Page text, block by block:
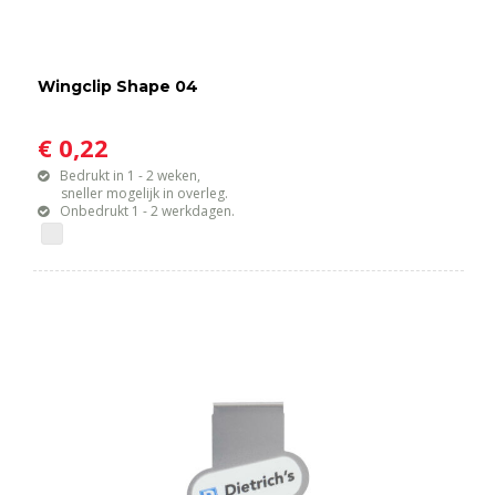
Wingclip Shape 04
€ 0,22
Bedrukt in 1 - 2 weken,
sneller mogelijk in overleg.
Onbedrukt 1 - 2 werkdagen.